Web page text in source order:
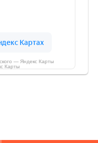
— Яндекс Карты
Карты